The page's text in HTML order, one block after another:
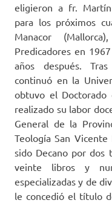
eligieron a fr.
para los próximos
Manacor
Predicadores en
años después.
continuó en la
obtuvo el Doctorado
realizado su labor
General de la
Teología San
sido Decano por dos
veinte libros y
especializadas y de
le concedió el título